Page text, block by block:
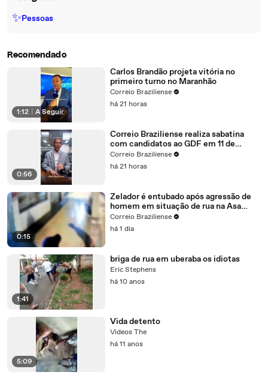
✨Pessoas
Recomendado
1:12 A Seguir
Carlos Brandão projeta vitória no
primeiro turno no Maranhão
Correio Braziliense
há 21 horas
0:56
Correio Braziliense realiza sabatina
com candidatos ao GDF em 11 de
agosto
Correio Braziliense
há 21 horas
0:15
Zelador é entubado após agressão de
homem em situação de rua na Asa
Norte
Correio Braziliense
há 1 dia
1:41
briga de rua em uberaba os idiotas
Eric Stephens
há 10 anos
5:09
Vida detento
Videos The
há 11 anos